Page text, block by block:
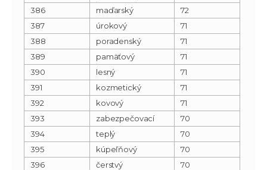
386
maďarský
72
387
úrokový
71
388
poradenský
71
389
pamäťový
71
390
lesný
71
391
kozmetický
71
392
kovový
71
393
zabezpečovací
70
394
teplý
70
395
kúpeľňový
70
396
čerstvý
70